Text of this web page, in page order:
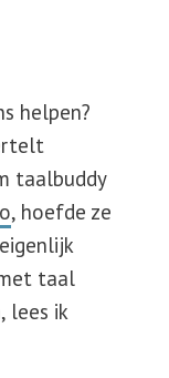
helpen?
taalbuddy
, hoefde ze
taal
lees ik